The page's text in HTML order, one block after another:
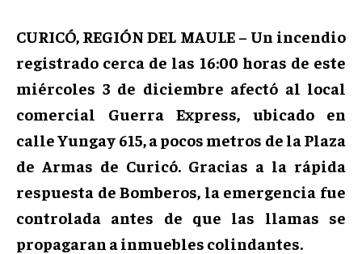
CURICÓ, REGIÓN DEL MAULE – Un incendio
registrado cerca de las 16:00 horas de este
miércoles 3 de diciembre afectó al local
comercial Guerra Express, ubicado en
calle Yungay 615, a pocos metros de la Plaza
de Armas de Curicó. Gracias a la rápida
respuesta de Bomberos, la emergencia fue
controlada antes de que las llamas se
propagaran a inmuebles colindantes.